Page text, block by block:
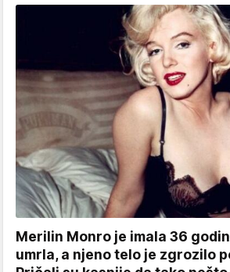
Merilin Monro je imala 36
umrla, a njeno telo je zgrozilo